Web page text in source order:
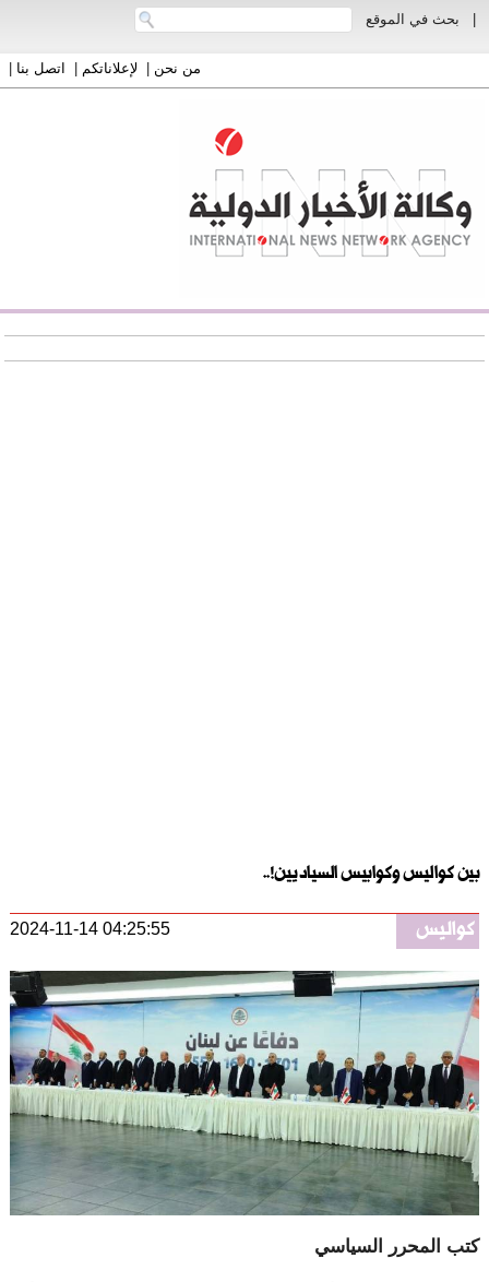
بحث في الموقع
من نحن| لإعلاناتكم| اتصل بنا|
بين كواليس وكوابيس السياديين!..
كواليس 2024-11-14 04:25:55
كتب المحرر السياسي